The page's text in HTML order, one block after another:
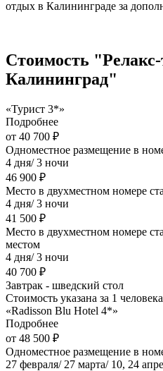
отдых в Калининграде за
Стоимость "Релакс-
Калининград"
«Турист 3*»
Подробнее
от 40 700 ₽
Одноместное размещение в
4 дня/ 3 ночи
46 900 ₽
Место в двухместном номере
4 дня/ 3 ночи
41 500 ₽
Место в двухместном номере
местом
4 дня/ 3 ночи
40 700 ₽
Завтрак - шведский стол
Стоимость указана за 1 человека
«Radisson Blu Hotel 4*»
Подробнее
от 48 500 ₽
Одноместное размещение в
27 февраля/ 27 марта/ 10, 24